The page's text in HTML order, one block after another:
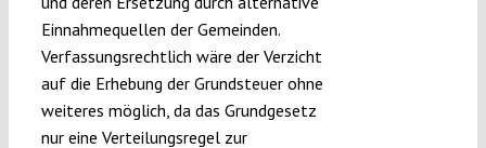
Einnahmequellen der Gemeinden.
Verfassungsrechtlich wäre der Verzicht
auf die Erhebung der Grundsteuer ohne
weiteres möglich, da das Grundgesetz
nur eine Verteilungsregel zur